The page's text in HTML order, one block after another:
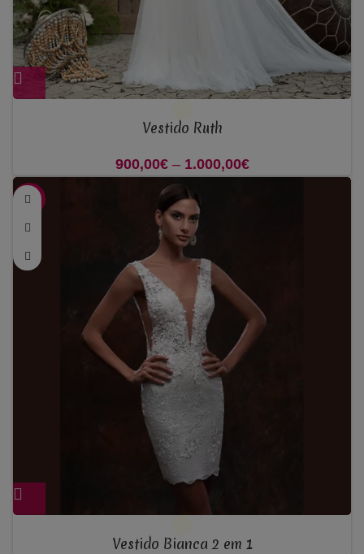
Vestido Ruth
900,00€ – 1.000,00€
-50%
Vestido Bianca 2 em 1